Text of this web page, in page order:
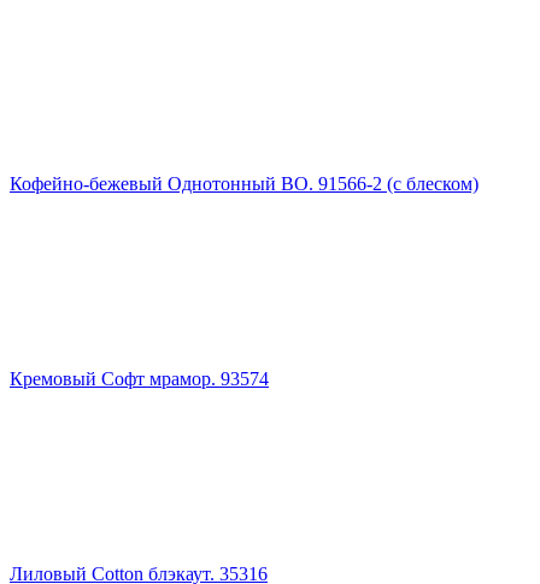
Кофейно-бежевый Однотонный ВО. 91566-2 (с блеском)
Кремовый Софт мрамор. 93574
Лиловый Cotton блэкаут. 35316